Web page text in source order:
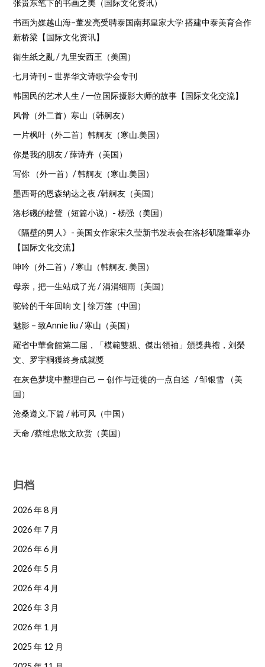
张贵东笔下的书画之美（国际文化资讯）
书画为媒越山海–董发亮受聘泰国南邦皇家大学 搭建中泰美育合作
新桥梁【国际文化资讯】
衛生紙之亂 / 九里安西王（美国）
七月诗刊 – 世界华文诗歌学会专刊
韩国民的艺术人生 / 一位国际摄影大师的故事【国际文化交流】
风骨（外二首）寒山（韩舸友）
一片枫叶（外二首）韩舸友（寒山.美国）
你是我的朋友 / 薛诗卉（美国）
写你 （外一首）/ 韩舸友（寒山.美国）
墨西哥的恩森纳达之夜 /韩舸友（美国）
洛杉磯的槍聲（短篇小说）- 杨强（美国）
《隔壁的男人》- 美国女作家宋久莹新书发表会在洛杉矶隆重举办
【国际文化交流】
呻吟（外二首）/ 寒山（韩舸友. 美国）
母亲，把一生站成了光 / 涓涓细雨（美国）
驼铃的千年回响 文 | 徐万莲（中国）
魅影 – 致Annie liu / 寒山（美国）
羅省中華會館第二届，「模範雙親、傑出領袖」頒獎典禮，刘榮
文、罗宇桐獲終身成就獎
在灰色梦境中整理自己 — 创作与迁徙的一点自述 / 邹银雪 （美
国）
沧桑遵义.下篇 / 韩可风（中国）
天命 /蔡维忠散文欣赏（美国）
归档
2026 年 8 月
2026 年 7 月
2026 年 6 月
2026 年 5 月
2026 年 4 月
2026 年 3 月
2026 年 1 月
2025 年 12 月